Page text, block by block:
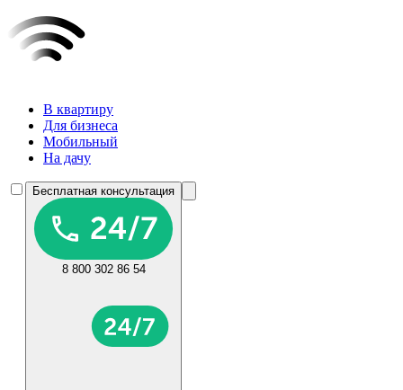
В квартиру
Для бизнеса
Мобильный
На дачу
Бесплатная консультация
8 800 302 86 54